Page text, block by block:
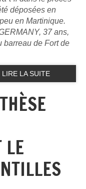
déposées en
en Martinique.
37 ans,
barreau de Fort de
LIRE LA SUITE
LE